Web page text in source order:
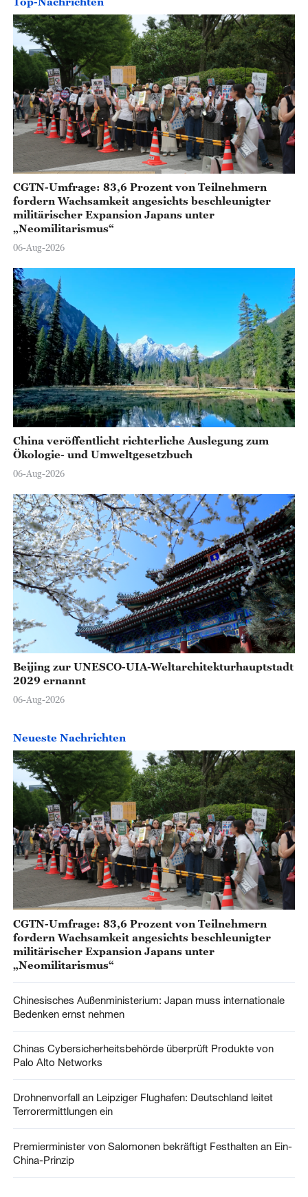
CGTN-Umfrage: 83,6 Prozent von Teilnehmern
fordern Wachsamkeit angesichts beschleunigter
militärischer Expansion Japans unter
„Neomilitarismus“
06-Aug-2026
China veröffentlicht richterliche Auslegung zum
Ökologie- und Umweltgesetzbuch
06-Aug-2026
Beijing zur UNESCO-UIA-Weltarchitekturhauptstadt
2029 ernannt
06-Aug-2026
Neueste Nachrichten
CGTN-Umfrage: 83,6 Prozent von Teilnehmern
fordern Wachsamkeit angesichts beschleunigter
militärischer Expansion Japans unter
„Neomilitarismus“
Chinesisches Außenministerium: Japan muss internationale
Bedenken ernst nehmen
Chinas Cybersicherheitsbehörde überprüft Produkte von
Palo Alto Networks
Drohnenvorfall an Leipziger Flughafen: Deutschland leitet
Terrorermittlungen ein
Premierminister von Salomonen bekräftigt Festhalten an Ein-
China-Prinzip